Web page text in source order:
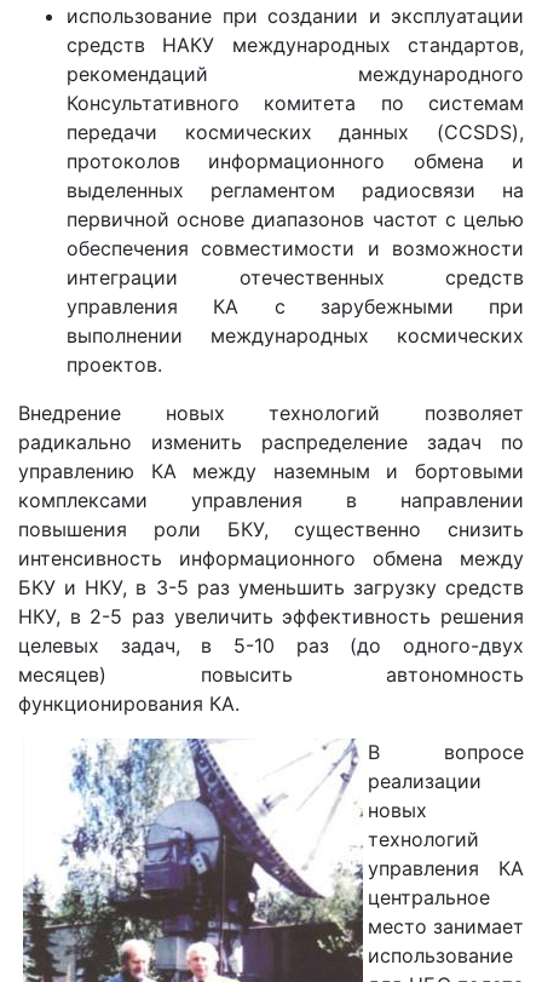
использование при создании и эксплуатации
средств НАКУ международных стандартов,
рекомендаций международного
Консультативного комитета по системам
передачи космических данных (CCSDS),
протоколов информационного обмена и
выделенных регламентом радиосвязи на
первичной основе диапазонов частот с целью
обеспечения совместимости и возможности
интеграции отечественных средств
управления КА с зарубежными при
выполнении международных космических
проектов.
Внедрение новых технологий позволяет
радикально изменить распределение задач по
управлению КА между наземным и бортовыми
комплексами управления в направлении
повышения роли БКУ, существенно снизить
интенсивность информационного обмена между
БКУ и НКУ, в 3-5 раз уменьшить загрузку средств
НКУ, в 2-5 раз увеличить эффективность решения
целевых задач, в 5-10 раз (до одного-двух
месяцев) повысить автономность
функционирования КА.
В вопросе
реализации
новых
технологий
управления КА
центральное
место занимает
использование